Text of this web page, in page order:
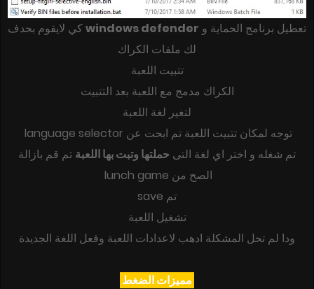
تعطيل برنامج الحماية و windows defenderكي لايقوم بحدف
لك ملفات الكراك
تتبيت اللعبة
الكراك مدمج مع اللعبة بعد التتبيت
لتغير لغة اللعبة
توجه لمكان تتبيت اللعبة تم ابحت عن language selector
تم شغله و اختر اي لغة التى حملتها وتبت بها اللعبة تم قم بازالة
الصح من lunch game
تم save
تشغيل اللعبة
ودا لم تحل المشكلة ادهب لاعدادات اللعبة وفعل اللغة الجديدة
مميزات الضغط